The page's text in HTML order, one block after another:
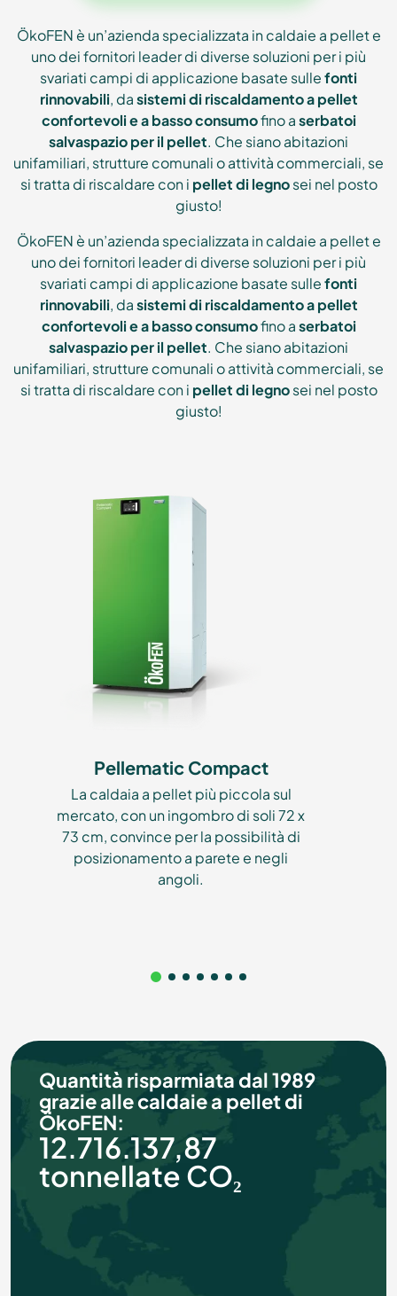
ÖkoFEN è un’azienda specializzata in caldaie a pellet e
uno dei fornitori leader di diverse soluzioni per i più
svariati campi di applicazione basate sullefonti
rinnovabili, dasistemi di riscaldamento a pellet
confortevoli e a basso consumofino aserbatoi
salvaspazio per il pellet. Che siano abitazioni
unifamiliari, strutture comunali o attività commerciali, se
si tratta di riscaldare con i pellet di legnosei nel posto
giusto!
ÖkoFEN è un’azienda specializzata in caldaie a pellet e
uno dei fornitori leader di diverse soluzioni per i più
svariati campi di applicazione basate sullefonti
rinnovabili, dasistemi di riscaldamento a pellet
confortevoli e a basso consumofino aserbatoi
salvaspazio per il pellet. Che siano abitazioni
unifamiliari, strutture comunali o attività commerciali, se
si tratta di riscaldare con i pellet di legnosei nel posto
giusto!
Pellematic Compact
La caldaia a pellet più piccola sul
mercato, con un ingombro di soli 72 x
73 cm, convince per la possibilità di
posizionamento a parete e negli
angoli.
Quantità risparmiata dal 1989
grazie alle caldaie a pellet di
ÖkoFEN:
12.716.137,87
tonnellate CO₂